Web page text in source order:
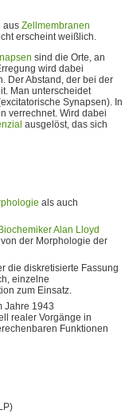
aus Zellmembranen
erscheint weißlich.
sind die Orte, an
wird dabei
Der Abstand, der bei der
Man unterscheidet
Synapsen). In
verrechnet. Wird dabei
ausgelöst, das sich
als auch
BiochemikerAlan Lloyd
der Morphologie der
die diskretisierte Fassung
einzelne
zum Einsatz.
Jahre 1943
realer Vorgänge in
Funktionen